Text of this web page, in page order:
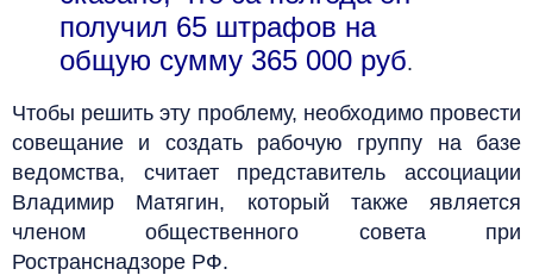
получил 65 штрафов на
общую сумму 365 000 руб.
Чтобы решить эту проблему, необходимо провести
совещание и создать рабочую группу на базе
ведомства, считает представитель ассоциации
Владимир Матягин, который также является
членом общественного совета при
Ространснадзоре РФ.